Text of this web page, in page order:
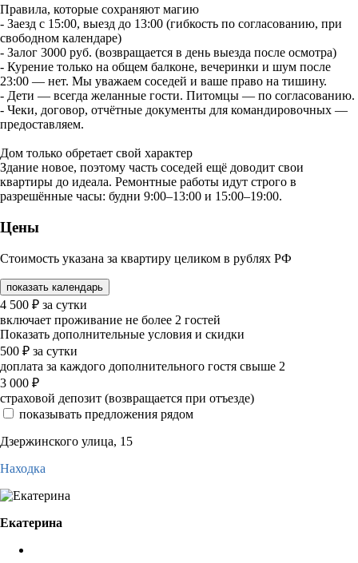
Правила, которые сохраняют магию
- Заезд с 15:00, выезд до 13:00 (гибкость по согласованию, при
свободном календаре)
- Залог 3000 руб. (возвращается в день выезда после осмотра)
- Курение только на общем балконе, вечеринки и шум после
23:00 — нет. Мы уважаем соседей и ваше право на тишину.
- Дети — всегда желанные гости. Питомцы — по согласованию.
- Чеки, договор, отчётные документы для командировочных —
предоставляем.
Дом только обретает свой характер
Здание новое, поэтому часть соседей ещё доводит свои
квартиры до идеала. Ремонтные работы идут строго в
разрешённые часы: будни 9:00–13:00 и 15:00–19:00.
Цены
Стоимость указана за квартиру целиком в рублях РФ
показать календарь
4 500 ₽ за сутки
включает проживание не более 2 гостей
Показать дополнительные условия и скидки
500 ₽ за сутки
доплата за каждого дополнительного гостя свыше 2
3 000 ₽
страховой депозит (возвращается при отъезде)
показывать предложения рядом
Дзержинского улица, 15
Находка
Екатерина